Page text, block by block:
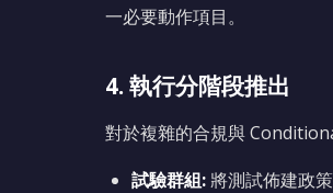
一必要動作項目。
4. 執行分階段推出
對於複雜的合規與
試驗群組: 將測試佈建政